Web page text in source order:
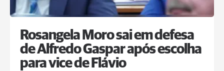
Rosangela Moro sai em defesa
de Alfredo Gaspar após escolha
para vice de Flávio